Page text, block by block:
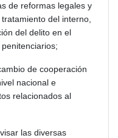
de reformas legales y
del interno,
del delito en el
de cooperación
nacional e
relacionados al
las diversas